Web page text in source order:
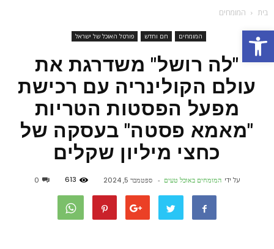
פתח סרגל נגישות
בית המומחים
המומחים חם וחדש פורטל האוכל של ישראל
"לה רושל" משדרגת את
עולם הקולינריה עם רכישת
מפעל הפסטות הטריות
"מאמא פסטה" בעסקה של
כחצי מיליון שקלים
על ידי המומחים באוכל טעים - ספטמבר 5, 2024 613
0